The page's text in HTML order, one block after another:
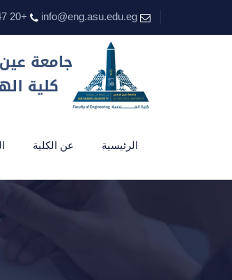
info@eng.asu.edu.eg
+20 24660647
الرئيسية عن الكلية